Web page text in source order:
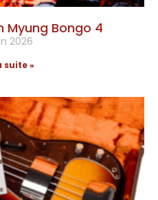
Myung Bongo 4
2026
suite »